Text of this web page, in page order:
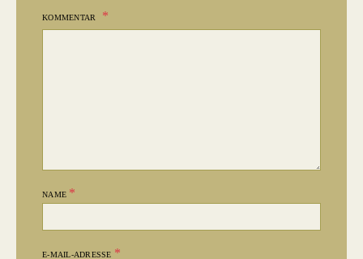
KOMMENTAR
NAME *
E-MAIL-ADRESSE *